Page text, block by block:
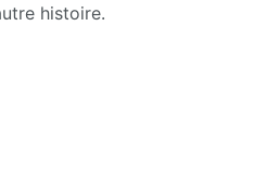
histoire.